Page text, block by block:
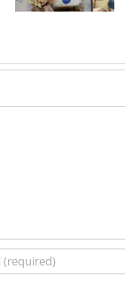
proizvodi za